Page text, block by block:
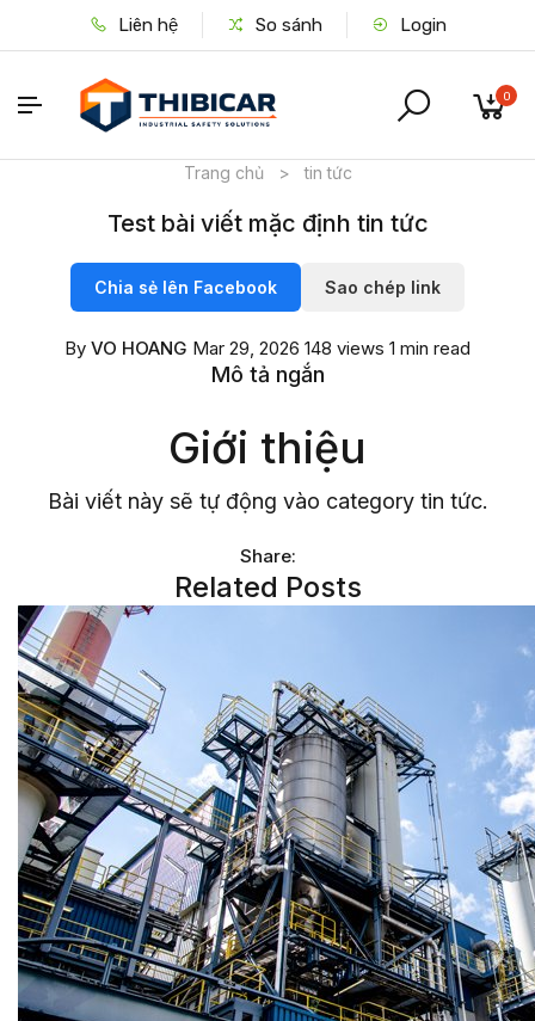
Liên hệ So sánh Login
0
Trang chủ > tin tức
Test bài viết mặc định tin tức
Chia sẻ lên Facebook Sao chép link
By VO HOANG Mar 29, 2026 148 views 1 min read
Mô tả ngắn
Giới thiệu
Bài viết này sẽ tự động vào category tin tức.
Share:
Related Posts